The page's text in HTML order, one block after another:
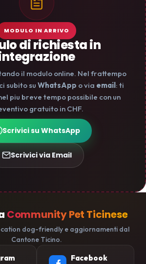
MODULO IN ARRIVO
di richiesta in
il modulo online. Nel frattempo
subito su WhatsApp o via email: ti
piu breve tempo possibile con un
gratuito in CHF.
Scrivici su WhatsApp
Scrivici via Email
Community Pet Ticinese
dog-friendly e aggiornamenti dal
Cantone Ticino.
Facebook